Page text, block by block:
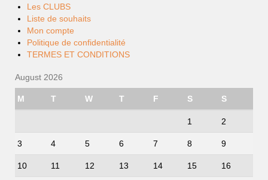
Les CLUBS
Liste de souhaits
Mon compte
Politique de confidentialité
TERMES ET CONDITIONS
August 2026
M T W T F S S
1 2
3 4 5 6 7 8 9
10 11 12 13 14 15 16